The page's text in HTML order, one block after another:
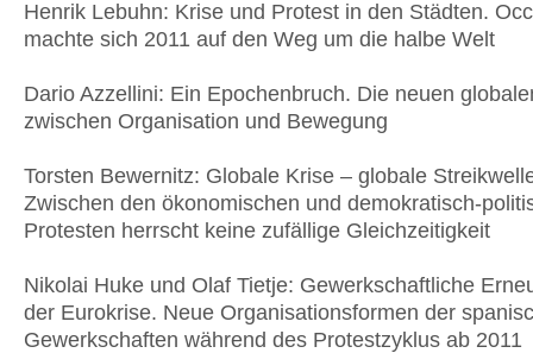
Henrik Lebuhn: Krise und Protest in den Städten.
machte sich 2011 auf den Weg um die halbe Welt
Dario Azzellini: Ein Epochenbruch. Die neuen
zwischen Organisation und Bewegung
Torsten Bewernitz: Globale Krise – globale
Zwischen den ökonomischen und demokratisch-
Protesten herrscht keine zufällige Gleichzeitigkeit
Nikolai Huke und Olaf Tietje: Gewerkschaftliche
der Eurokrise. Neue Organisationsformen der
Gewerkschaften während des Protestzyklus ab 2011